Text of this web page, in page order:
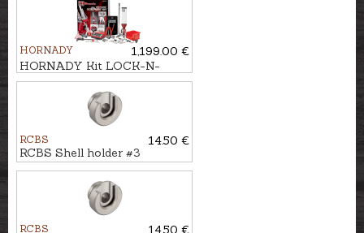
HORNADY
1,199.00 €
HORNADY Kit LOCK-N-
LOAD IRON AP
RCBS
14.50 €
RCBS Shell holder #3
RCBS 14.50 €